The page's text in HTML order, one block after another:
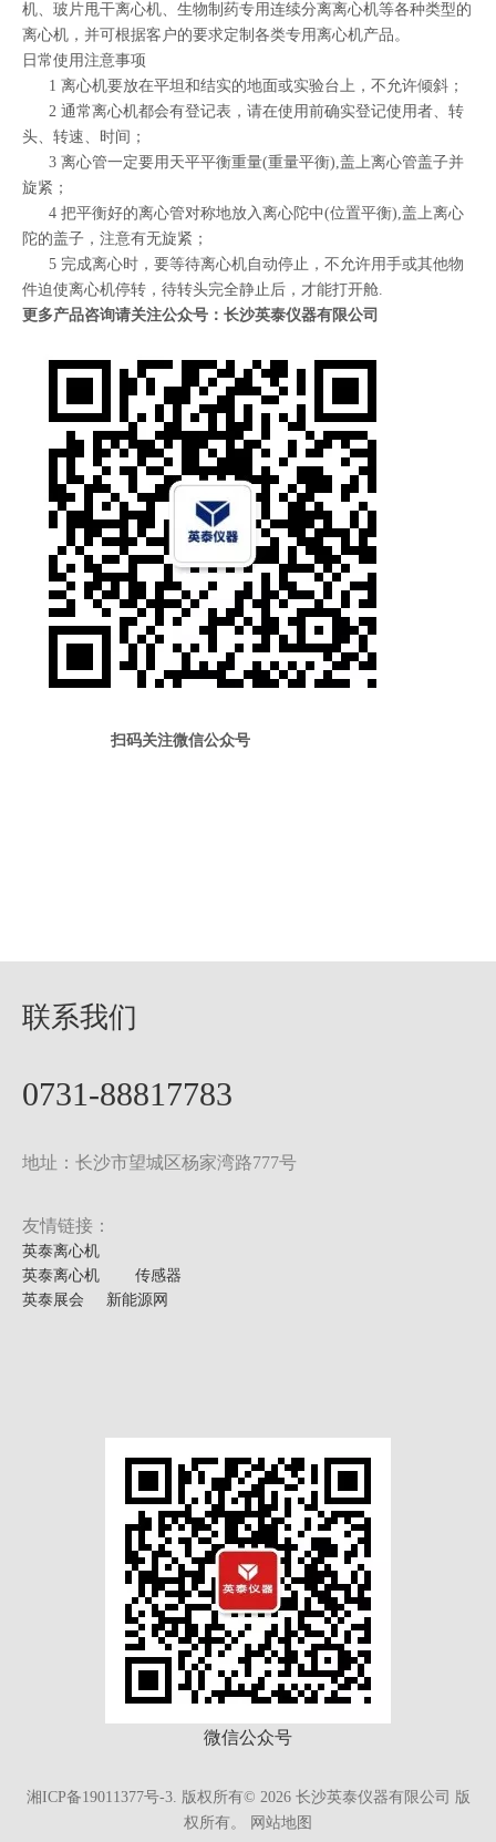
机、玻片甩干离心机、生物制药专用连续分离离心机等各种类型的
离心机，并可根据客户的要求定制各类专用离心机产品。
日常使用注意事项
1 离心机要放在平坦和结实的地面或实验台上，不允许倾斜；
2 通常离心机都会有登记表，请在使用前确实登记使用者、转
头、转速、时间；
3 离心管一定要用天平平衡重量(重量平衡),盖上离心管盖子并
旋紧；
4 把平衡好的离心管对称地放入离心陀中(位置平衡),盖上离心
陀的盖子，注意有无旋紧；
5 完成离心时，要等待离心机自动停止，不允许用手或其他物
件迫使离心机停转，待转头完全静止后，才能打开舱.
更多产品咨询请关注公众号：长沙英泰仪器有限公司
扫码关注微信公众号
联系我们
0731-88817783
地址：长沙市望城区杨家湾路777号
友情链接：
英泰离心机
英泰离心机
传感器
英泰展会
新能源网
微信公众号
湘ICP备19011377号-3. 版权所有© 2026长沙英泰仪器有限公司 版
权所有。
网站地图